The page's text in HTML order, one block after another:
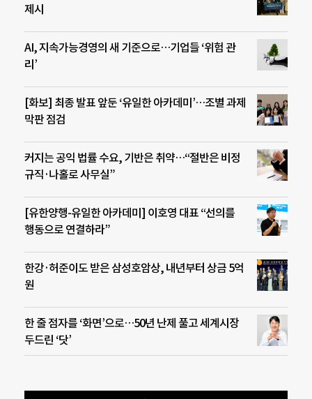
제시
AI, 지속가능경영의 새 기준으로…기업들 ‘위험 관
리’
[화보] 최종 발표 앞둔 ‘유일한 아카데미’…조별 과제
막판 점검
커지는 공익 법률 수요, 기반은 취약…“절반은 비정
규직·나홀로 사무실”
[유한양행-유일한 아카데미] 이호영 대표 “선의를
행동으로 연결하라”
한강·허준이도 받은 삼성호암상, 내년부터 상금 5억
원
한 줄 점자를 ‘화면’으로…50년 난제 풀고 세계시장
두드린 ‘닷’